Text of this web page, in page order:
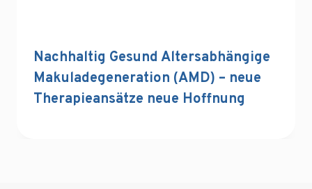
Nachhaltig Gesund Altersabhängige
Makuladegeneration (AMD) – neue
Therapieansätze neue Hoffnung